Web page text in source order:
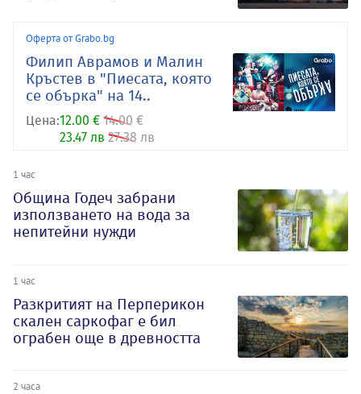
Оферта от Grabo.bg
Филип Аврамов и Малин
Кръстев в "Пиесата, която
се обърка" на 14..
Цена:12.00 € 14.00 €
23.47 лв 27.38 лв
1 час
Община Годеч забрани
използването на вода за
непитейни нужди
1 час
Разкритият на Перперикон
скален саркофаг е бил
ограбен още в древността
2 часа